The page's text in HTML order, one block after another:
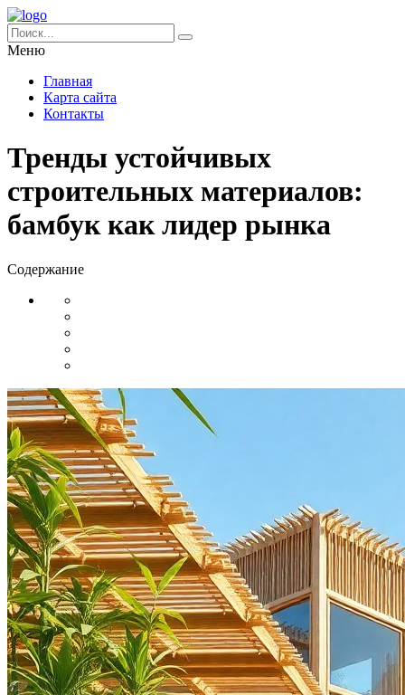
Меню
Главная
Карта сайта
Контакты
Тренды устойчивых
строительных материалов:
бамбук как лидер рынка
Содержание